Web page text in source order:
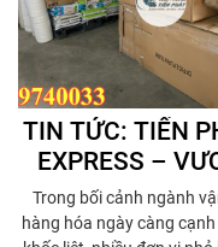
TIN TỨC: TIẾN
EXPRESS –
MÌNH PHÁT
GIỮA THỊ
Trong bối cảnh ngành
hàng hóa ngày càng